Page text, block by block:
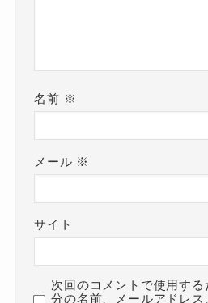
名前 ※
メール ※
サイト
次回のコメントで使用す
分の名前、メールアドレス